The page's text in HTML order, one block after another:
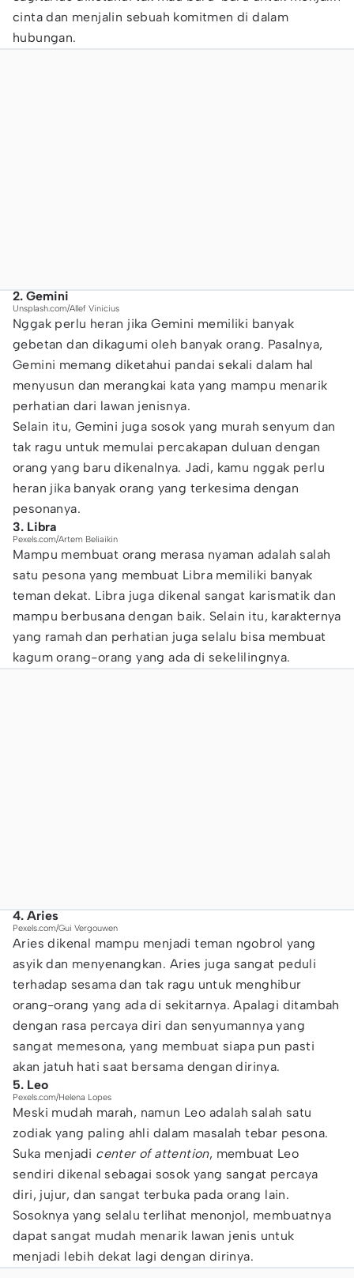
cinta dan menjalin sebuah komitmen di dalam
hubungan.
2. Gemini
Unsplash.com/Allef Vinicius
Nggak perlu heran jika Gemini memiliki banyak
gebetan dan dikagumi oleh banyak orang. Pasalnya,
Gemini memang diketahui pandai sekali dalam hal
menyusun dan merangkai kata yang mampu menarik
perhatian dari lawan jenisnya.
Selain itu, Gemini juga sosok yang murah senyum dan
tak ragu untuk memulai percakapan duluan dengan
orang yang baru dikenalnya. Jadi, kamu nggak perlu
heran jika banyak orang yang terkesima dengan
pesonanya.
3. Libra
Pexels.com/Artem Beliaikin
Mampu membuat orang merasa nyaman adalah salah
satu pesona yang membuat Libra memiliki banyak
teman dekat. Libra juga dikenal sangat karismatik dan
mampu berbusana dengan baik. Selain itu, karakternya
yang ramah dan perhatian juga selalu bisa membuat
kagum orang-orang yang ada di sekelilingnya.
4. Aries
Pexels.com/Gui Vergouwen
Aries dikenal mampu menjadi teman ngobrol yang
asyik dan menyenangkan. Aries juga sangat peduli
terhadap sesama dan tak ragu untuk menghibur
orang-orang yang ada di sekitarnya. Apalagi ditambah
dengan rasa percaya diri dan senyumannya yang
sangat memesona, yang membuat siapa pun pasti
akan jatuh hati saat bersama dengan dirinya.
5. Leo
Pexels.com/Helena Lopes
Meski mudah marah, namun Leo adalah salah satu
zodiak yang paling ahli dalam masalah tebar pesona.
Suka menjadi center of attention, membuat Leo
sendiri dikenal sebagai sosok yang sangat percaya
diri, jujur, dan sangat terbuka pada orang lain.
Sosoknya yang selalu terlihat menonjol, membuatnya
dapat sangat mudah menarik lawan jenis untuk
menjadi lebih dekat lagi dengan dirinya.